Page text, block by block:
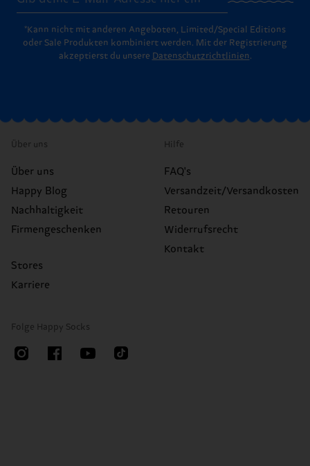
*Kann nicht mit anderen Angeboten, Limited/Special Editions
oder Sale Produkten kombiniert werden. Mit der Registrierung
akzeptierst du unsere Datenschutzrichtlinien.
Über uns
Über uns
Happy Blog
Nachhaltigkeit
Firmengeschenken
Stores
Karriere
Hilfe
FAQ's
Versandzeit/Versandkosten
Retouren
Widerrufsrecht
Kontakt
Folge Happy Socks